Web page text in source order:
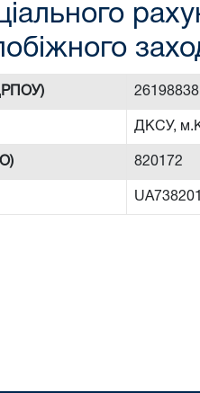
26198838
ДКСУ,
820172